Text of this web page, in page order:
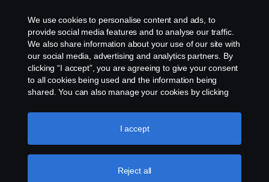
We use cookies to personalise content and ads, to
provide social media features and to analyse our traffic.
We also share information about your use of our site with
our social media, advertising and analytics partners. By
clicking “I accept”, you are agreeing to give your consent
to all cookies being used and the information being
shared. You can also manage your cookies by clicking
like to accept. For a more detailed explanation of how we
use cookies, please visit our cookies section, which you
Reject all
I accept